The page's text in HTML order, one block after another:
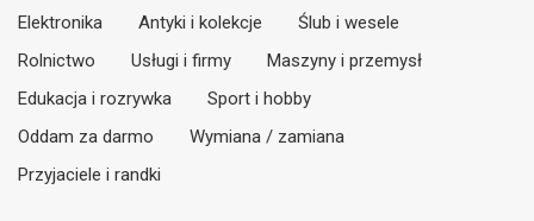
Elektronika
Antyki i kolekcje
Ślub i wesele
Rolnictwo
Usługi i firmy
Maszyny i przemysł
Edukacja i rozrywka
Sport i hobby
Oddam za darmo
Wymiana / zamiana
Przyjaciele i randki